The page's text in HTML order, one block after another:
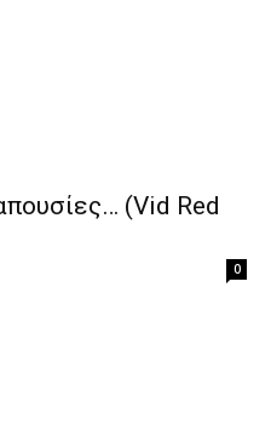
(Vid Red
0